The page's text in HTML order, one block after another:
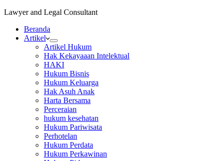
Lawyer and Legal Consultant
Beranda
Artikel
Artikel Hukum
Hak Kekayaaan Intelektual
HAKI
Hukum Bisnis
Hukum Keluarga
Hak Asuh Anak
Harta Bersama
Perceraian
hukum kesehatan
Hukum Pariwisata
Perhotelan
Hukum Perdata
Hukum Perkawinan